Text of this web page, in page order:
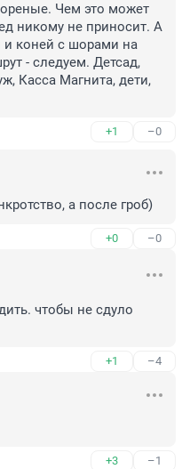
Чем это может
никому не приносит. А
коней с шорами на
- следуем. Детсад,
Касса Магнита, дети,
+1 –0
а после гроб)
+0 –0
чтобы не сдуло
+1 –4
+3 –1